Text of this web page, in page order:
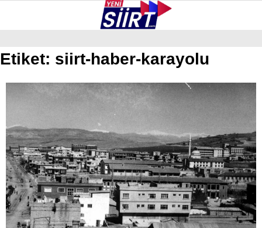
GALERİ VİDEO YAZARLAR
KURTALAN
BAYKAN
PERVARI
ŞIRVAN
TILLO
Etiket: siirt-haber-karayolu